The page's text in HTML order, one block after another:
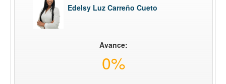
Edelsy Luz Carreño Cueto
Avance:
0%